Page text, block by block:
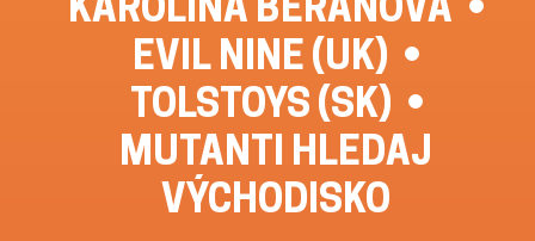
EVIL NINE (UK)
TOLSTOYS (SK)
MUTANTI HLEDAJ
VÝCHODISKO